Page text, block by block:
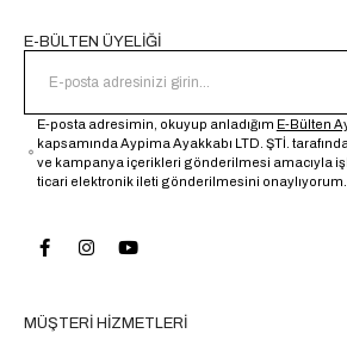
MÜŞTERİ HİZMETLERİ
E-BÜLTEN ÜYELİĞİ
E-posta adresimin, okuyup anladığım E-Bülten
kapsamında Aypima Ayakkabı LTD. ŞTİ.
ve kampanya içerikleri gönderilmesi amacıyla
ticari elektronik ileti gönderilmesini onaylıyorum.